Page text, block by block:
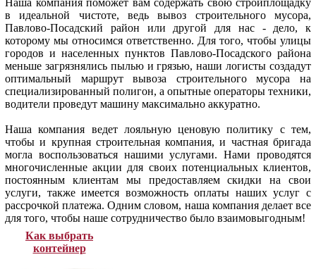
в идеальной чистоте, ведь вывоз строительного мусора,
Павлово-Посадский район или другой для нас - дело, к
которому мы относимся ответственно. Для того, чтобы улицы
городов и населенных пунктов Павлово-Посадского района
меньше загрязнялись пылью и грязью, наши логисты создадут
оптимальный маршрут вывоза строительного мусора на
специализированный полигон, а опытные операторы техники,
водители проведут машину максимально аккуратно.
Наша компания ведет лояльную ценовую политику с тем,
чтобы и крупная строительная компания, и частная бригада
могла воспользоваться нашими услугами. Нами проводятся
многочисленные акции для своих потенциальных клиентов,
постоянным клиентам мы предоставляем скидки на свои
услуги, также имеется возможность оплаты наших услуг с
рассрочкой платежа. Одним словом, наша компания делает все
для того, чтобы наше сотрудничество было взаимовыгодным!
Как выбрать
контейнер